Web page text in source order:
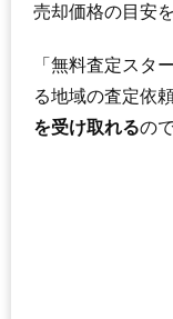
売却価格の目安
「無料査定スタ
る地域の査定依
を受け取れるの